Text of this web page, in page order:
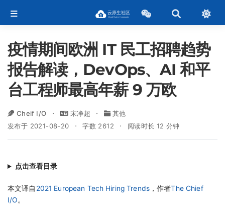
疫情期间欧洲 IT 民工招聘趋势
报告解读，DevOps、AI 和平
台工程师最高年薪 9 万欧
Cheif I/O 宋净超
其他
发布于 2021-08-20
字数 2612 阅读时长 12 分钟
点击查看目录
本文译自 2021 European Tech Hiring Trends ，作者The Chief
I/O。